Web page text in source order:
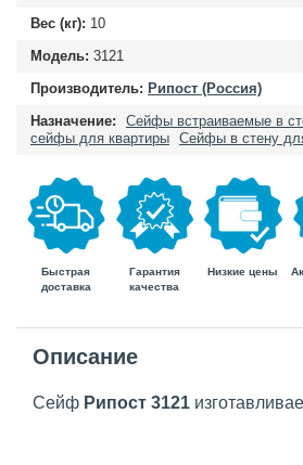
Вес (кг): 10
Модель: 3121
Производитель: Рипост (Россия)
Назначение:
Сейфы встраиваемые в
сейфы для квартиры Сейфы в стену
Быстрая
доставка
Гарантия
качества
Низкие цены
Описание
Сейф Рипост 3121